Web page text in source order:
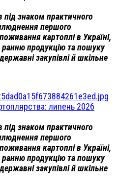
знаком практичного
першого
картоплі в Україні,
ранню продукцію та пошуку
закупівлі й шкільне
липень 2026
знаком практичного
першого
картоплі в Україні,
ранню продукцію та пошуку
закупівлі й шкільне